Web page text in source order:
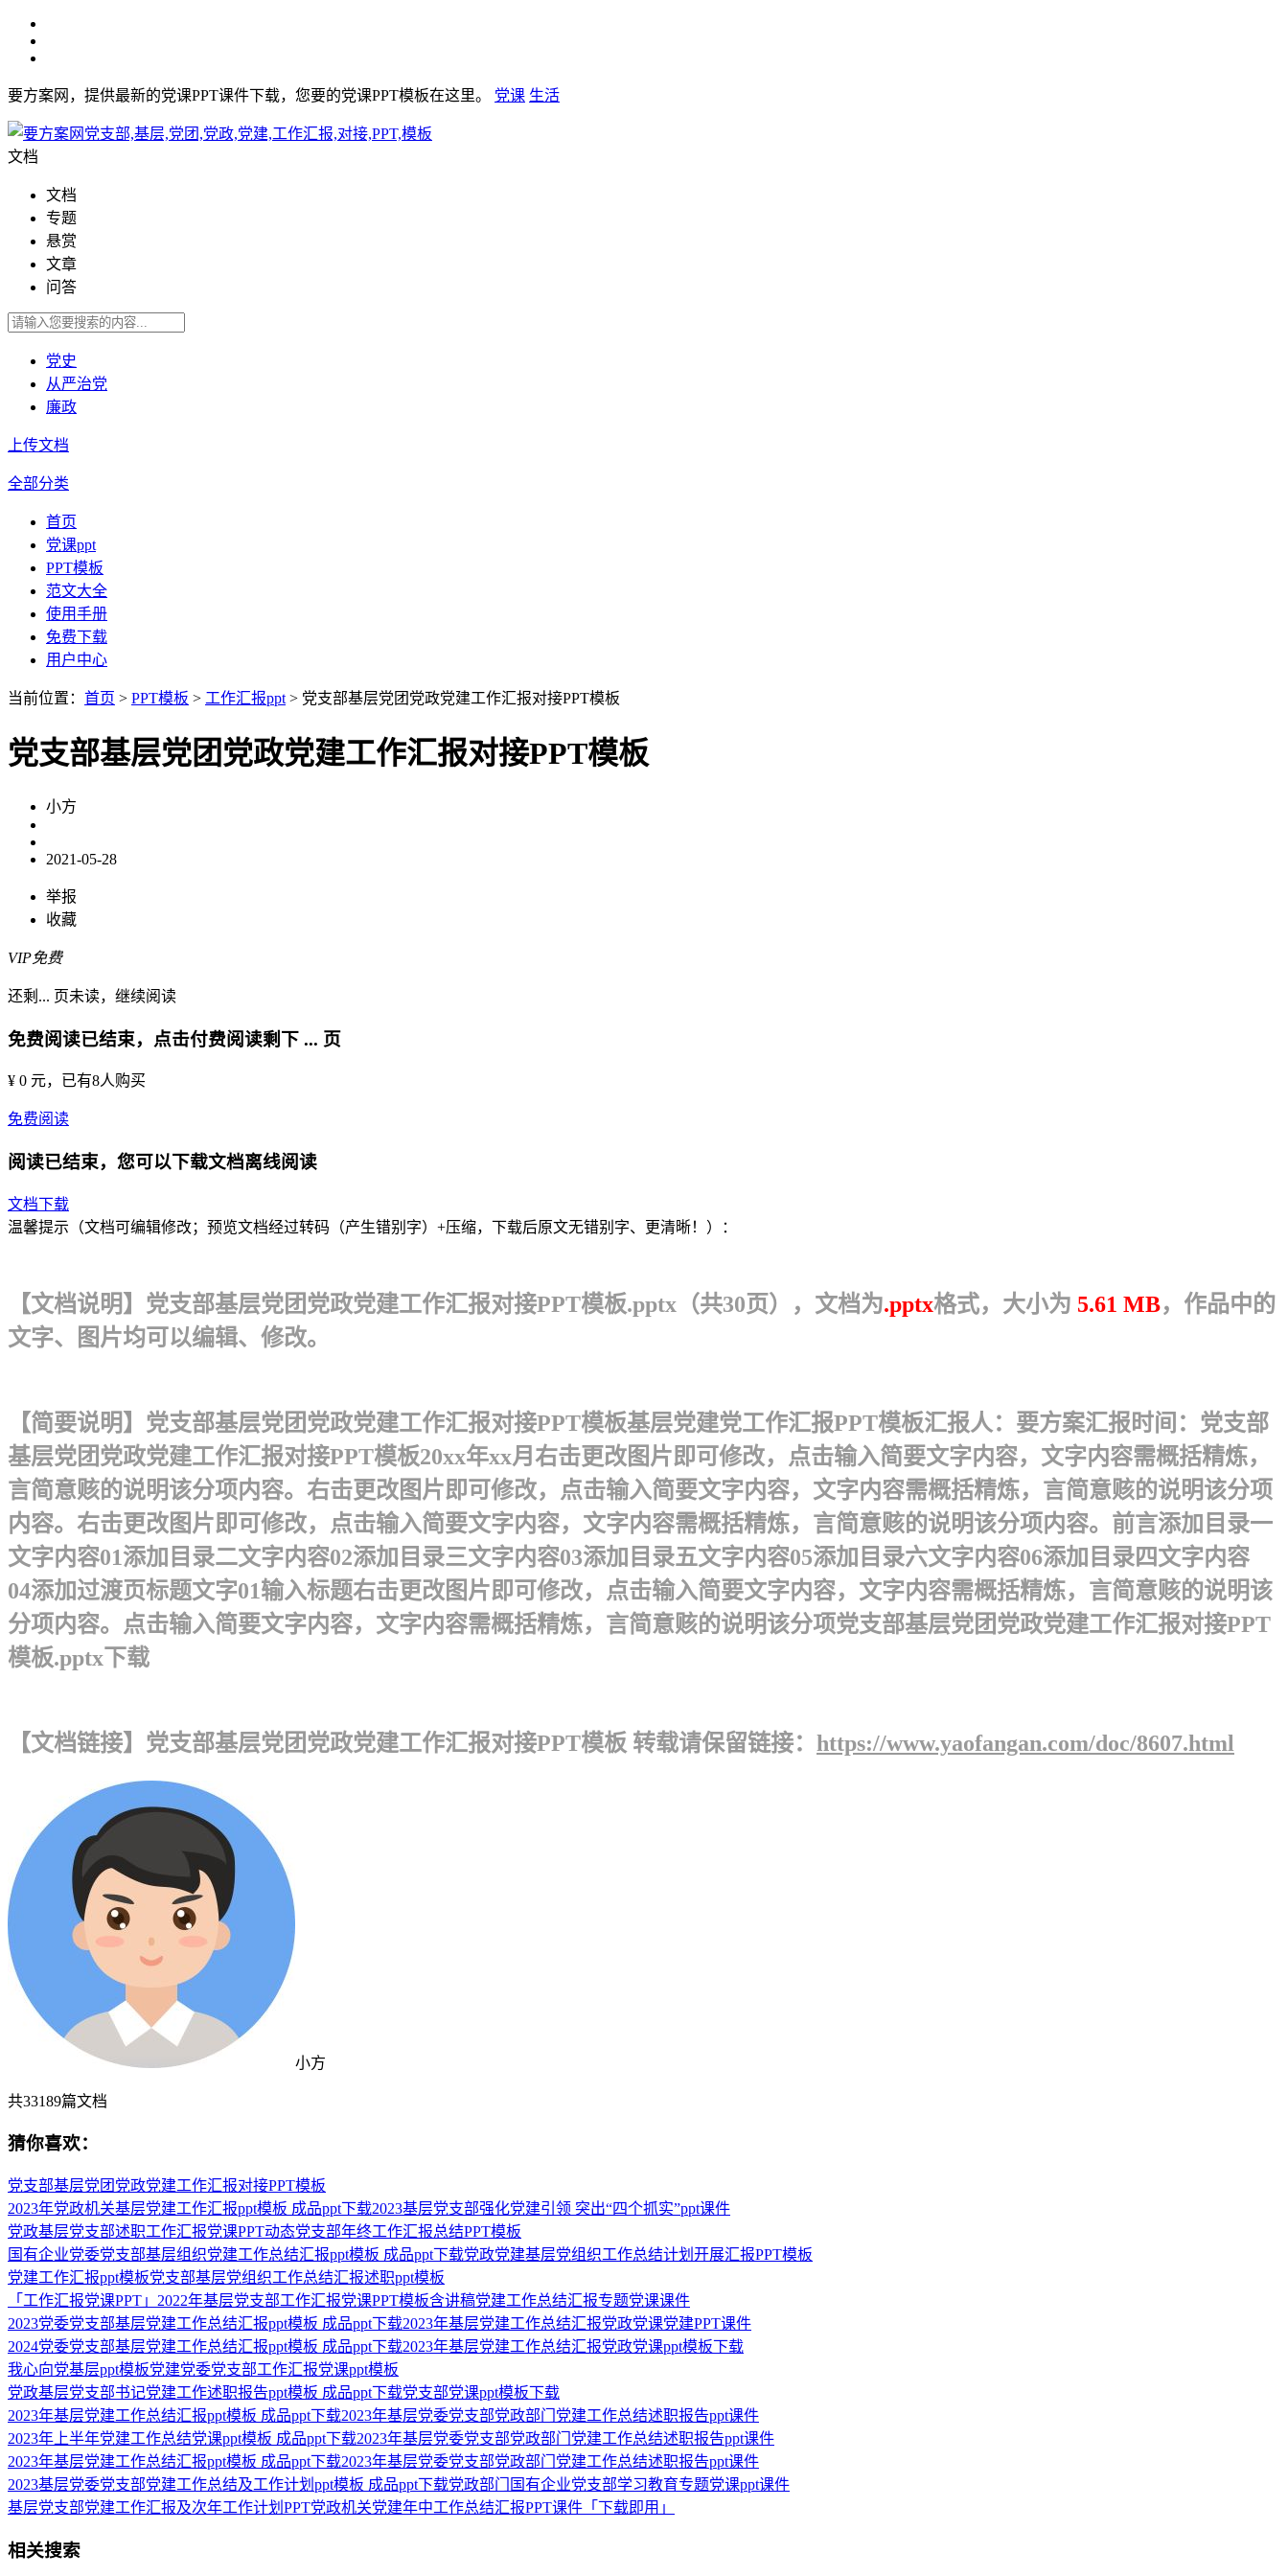
要方案网，提供最新的党课PPT课件下载，您要的党课PPT模板在这里。 党课 生活
文档
文档
专题
悬赏
文章
问答
党史
从严治党
廉政
上传文档
全部分类
首页
党课ppt
PPT模板
范文大全
使用手册
免费下载
用户中心
当前位置： 首页 > PPT模板 > 工作汇报ppt > 党支部基层党团党政党建工作汇报对接PPT模板
党支部基层党团党政党建工作汇报对接PPT模板
小方
2021-05-28
举报
收藏
VIP免费
还剩 ... 页未读， 继续阅读
免费阅读已结束，点击付费阅读剩下 ... 页
¥ 0 元，已有8人购买
免费阅读
阅读已结束，您可以下载文档离线阅读
文档下载
温馨提示（文档可编辑修改；预览文档经过转码（产生错别字）+压缩，下载后原文无错别字、更清晰！）：
【文档说明】党支部基层党团党政党建工作汇报对接PPT模板.pptx（共30页），文档为.pptx格式，大小为 5.61 MB，作品中的
文字、图片均可以编辑、修改。
【简要说明】党支部基层党团党政党建工作汇报对接PPT模板 基层党建党工作汇报PPT模板汇报人：要方案汇报时间：党支部
基层党团党政党建工作汇报对接PPT模板20xx年xx月 右击更改图片即可修改，点击输入简要文字内容，文字内容需概括精炼，
言简意赅的说明该分项内容。右击更改图片即可修改，点击输入简要文字内容，文字内容需概括精炼，言简意赅的说明该分项
内容。右击更改图片即可修改，点击输入简要文字内容，文字内容需概括精炼，言简意赅的说明该分项内容。前言 添加目录一
文字内容01添加目录二文字内容02添加目录三文字内容03添加目录五文字内容05添加目录六文字内容06添加目录四文字内容
04 添加过渡页标题文字01 输入标题右击更改图片即可修改，点击输入简要文字内容，文字内容需概括精炼，言简意赅的说明该
分项内容。点击输入简要文字内容，文字内容需概括精炼，言简意赅的说明该分项党支部基层党团党政党建工作汇报对接PPT
模板.pptx下载
【文档链接】党支部基层党团党政党建工作汇报对接PPT模板 转载请保留链接： https://www.yaofangan.com/doc/8607.html
小方
共33189篇文档
猜你喜欢：
党支部基层党团党政党建工作汇报对接PPT模板
2023年党政机关基层党建工作汇报ppt模板 成品ppt下载2023基层党支部强化党建引领 突出“四个抓实”ppt课件
党政基层党支部述职工作汇报党课PPT动态党支部年终工作汇报总结PPT模板
国有企业党委党支部基层组织党建工作总结汇报ppt模板 成品ppt下载党政党建基层党组织工作总结计划开展汇报PPT模板
党建工作汇报ppt模板党支部基层党组织工作总结汇报述职ppt模板
「工作汇报党课PPT」2022年基层党支部工作汇报党课PPT模板含讲稿党建工作总结汇报专题党课课件
2023党委党支部基层党建工作总结汇报ppt模板 成品ppt下载2023年基层党建工作总结汇报党政党课党建PPT课件
2024党委党支部基层党建工作总结汇报ppt模板 成品ppt下载2023年基层党建工作总结汇报党政党课ppt模板下载
我心向党基层ppt模板党建党委党支部工作汇报党课ppt模板
党政基层党支部书记党建工作述职报告ppt模板 成品ppt下载党支部党课ppt模板下载
2023年基层党建工作总结汇报ppt模板 成品ppt下载2023年基层党委党支部党政部门党建工作总结述职报告ppt课件
2023年上半年党建工作总结党课ppt模板 成品ppt下载2023年基层党委党支部党政部门党建工作总结述职报告ppt课件
2023年基层党建工作总结汇报ppt模板 成品ppt下载2023年基层党委党支部党政部门党建工作总结述职报告ppt课件
2023基层党委党支部党建工作总结及工作计划ppt模板 成品ppt下载党政部门国有企业党支部学习教育专题党课ppt课件
基层党支部党建工作汇报及次年工作计划PPT党政机关党建年中工作总结汇报PPT课件「下载即用」
相关搜索